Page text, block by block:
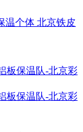
温个体 北京铁皮